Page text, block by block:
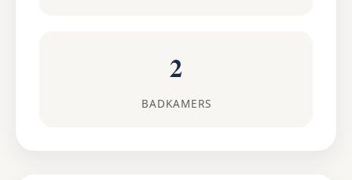
2
BADKAMERS